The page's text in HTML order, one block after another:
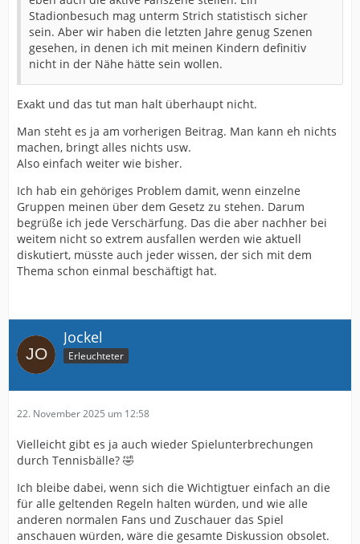
Stadionbesuch mag unterm Strich statistisch sicher
sein. Aber wir haben die letzten Jahre genug Szenen
gesehen, in denen ich mit meinen Kindern definitiv
nicht in der Nähe hätte sein wollen.
Exakt und das tut man halt überhaupt nicht.
Man steht es ja am vorherigen Beitrag. Man kann eh nichts
machen, bringt alles nichts usw.
Also einfach weiter wie bisher.
Ich hab ein gehöriges Problem damit, wenn einzelne
Gruppen meinen über dem Gesetz zu stehen. Darum
begrüße ich jede Verschärfung. Das die aber nachher bei
weitem nicht so extrem ausfallen werden wie aktuell
diskutiert, müsste auch jeder wissen, der sich mit dem
Thema schon einmal beschäftigt hat.
Jockel
Erleuchteter
22. November 2025 um 12:58
Vielleicht gibt es ja auch wieder Spielunterbrechungen
durch Tennisbälle? 🤣
Ich bleibe dabei, wenn sich die Wichtigtuer einfach an die
für alle geltenden Regeln halten würden, und wie alle
anderen normalen Fans und Zuschauer das Spiel
anschauen würden, wäre die gesamte Diskussion obsolet.